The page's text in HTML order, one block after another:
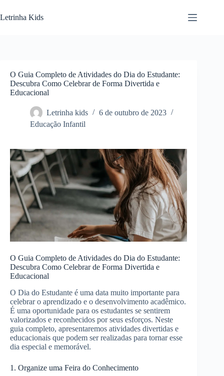
Letrinha Kids
O Guia Completo de Atividades do Dia do Estudante:
Descubra Como Celebrar de Forma Divertida e
Educacional
Letrinha kids
6 de outubro de 2023
Educação Infantil
O Guia Completo de Atividades do Dia do Estudante:
Descubra Como Celebrar de Forma Divertida e
Educacional
O Dia do Estudante é uma data muito importante para
celebrar o aprendizado e o desenvolvimento acadêmico.
É uma oportunidade para os estudantes se sentirem
valorizados e reconhecidos por seus esforços. Neste
guia completo, apresentaremos atividades divertidas e
educacionais que podem ser realizadas para tornar esse
dia especial e memorável.
1. Organize uma Feira do Conhecimento